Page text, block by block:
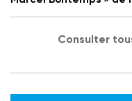
Consulter